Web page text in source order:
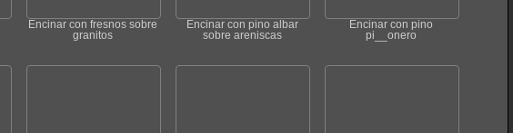
Encinar con fresnos sobre
granitos
Encinar con pino albar
sobre areniscas
Encinar con pino
pi__onero